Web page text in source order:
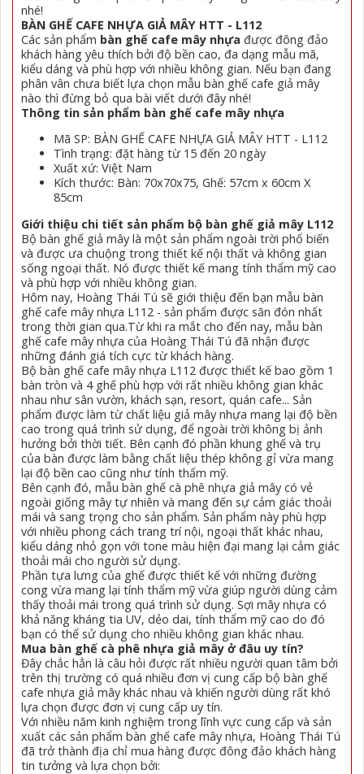
nhé!
BÀN GHẾ CAFE NHỰA GIẢ MÂY HTT - L112
Các sản phẩm bàn ghế cafe mây nhựa được đông đảo
khách hàng yêu thích bởi độ bền cao, đa dạng mẫu mã,
kiểu dáng và phù hợp với nhiều không gian. Nếu bạn đang
phân vân chưa biết lựa chọn mẫu bàn ghế cafe giả mây
nào thì đừng bỏ qua bài viết dưới đây nhé!
Thông tin sản phẩm bàn ghế cafe mây nhựa
Mã SP: BÀN GHẾ CAFE NHỰA GIẢ MÂY HTT - L112
Tình trạng: đặt hàng từ 15 đến 20 ngày
Xuất xứ: Việt Nam
Kích thước: Bàn: 70x70x75, Ghế: 57cm x 60cm X
85cm
Giới thiệu chi tiết sản phẩm bộ bàn ghế giả mây L112
Bộ bàn ghế giả mây là một sản phẩm ngoài trời phổ biến
và được ưa chuộng trong thiết kế nội thất và không gian
sống ngoại thất. Nó được thiết kế mang tính thẩm mỹ cao
và phù hợp với nhiều không gian.
Hôm nay, Hoàng Thái Tú sẽ giới thiệu đến bạn mẫu bàn
ghế cafe mây nhựa L112 - sản phẩm được săn đón nhất
trong thời gian qua.Từ khi ra mắt cho đến nay, mẫu bàn
ghế cafe mây nhựa của Hoàng Thái Tú đã nhận được
những đánh giá tích cực từ khách hàng.
Bộ bàn ghế cafe mây nhựa L112 được thiết kế bao gồm 1
bàn tròn và 4 ghế phù hợp với rất nhiều không gian khác
nhau như sân vườn, khách sạn, resort, quán cafe... Sản
phẩm được làm từ chất liệu giả mây nhựa mang lại độ bền
cao trong quá trình sử dụng, để ngoài trời không bị ảnh
hưởng bởi thời tiết. Bên cạnh đó phần khung ghế và trụ
của bàn được làm bằng chất liệu thép không gỉ vừa mang
lại độ bền cao cũng như tính thẩm mỹ.
Bên cạnh đó, mẫu bàn ghế cà phê nhựa giả mây có vẻ
ngoài giống mây tự nhiên và mang đến sự cảm giác thoải
mái và sang trọng cho sản phẩm. Sản phẩm này phù hợp
với nhiều phong cách trang trí nội, ngoại thất khác nhau,
kiểu dáng nhỏ gọn với tone màu hiện đại mang lại cảm giác
thoải mái cho người sử dụng.
Phần tựa lưng của ghế được thiết kế với những đường
cong vừa mang lại tính thẩm mỹ vừa giúp người dùng cảm
thấy thoải mái trong quá trình sử dụng. Sợi mây nhựa có
khả năng kháng tia UV, dẻo dai, tính thẩm mỹ cao do đó
bạn có thể sử dụng cho nhiều không gian khác nhau.
Mua bàn ghế cà phê nhựa giả mây ở đâu uy tín?
Đây chắc hẳn là câu hỏi được rất nhiều người quan tâm bởi
trên thị trường có quá nhiều đơn vị cung cấp bộ bàn ghế
cafe nhựa giả mây khác nhau và khiến người dùng rất khó
lựa chọn được đơn vị cung cấp uy tín.
Với nhiều năm kinh nghiệm trong lĩnh vực cung cấp và sản
xuất các sản phẩm bàn ghế cafe mây nhựa, Hoàng Thái Tú
đã trở thành địa chỉ mua hàng được đông đảo khách hàng
tin tưởng và lựa chọn bởi: